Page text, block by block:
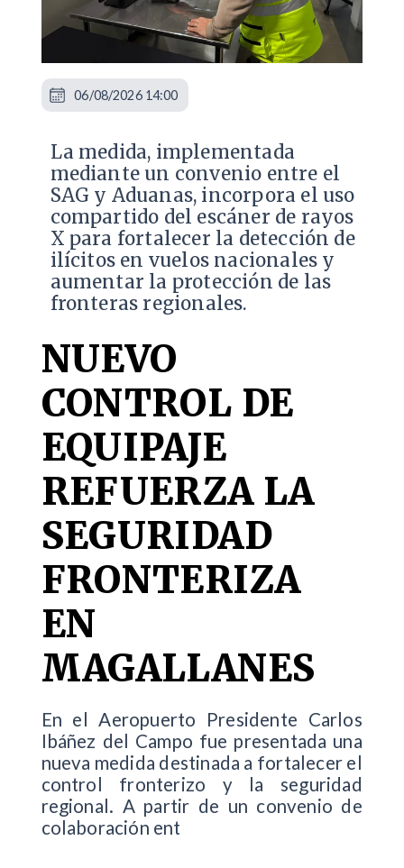
La medida, implementada
mediante un convenio entre el
SAG y Aduanas, incorpora el uso
compartido del escáner de rayos
X para fortalecer la detección de
ilícitos en vuelos nacionales y
aumentar la protección de las
fronteras regionales.
NUEVO
CONTROL DE
EQUIPAJE
REFUERZA LA
SEGURIDAD
FRONTERIZA
EN
MAGALLANES
En el Aeropuerto Presidente Carlos
Ibáñez del Campo fue presentada una
nueva medida destinada a fortalecer el
control fronterizo y la seguridad
regional. A partir de un convenio de
colaboración ent
06/08/2026 14:00